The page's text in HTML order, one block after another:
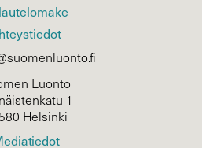
Luonto
1
Helsinki